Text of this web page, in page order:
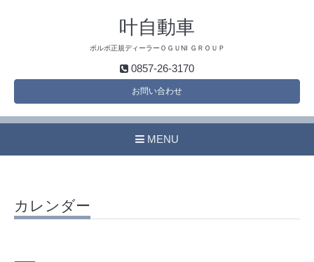
叶自動車
ボルボ正規ディーラーＯＧＵNI ＧＲＯＵＰ
0857-26-3170
お問い合わせ
MENU
カレンダー